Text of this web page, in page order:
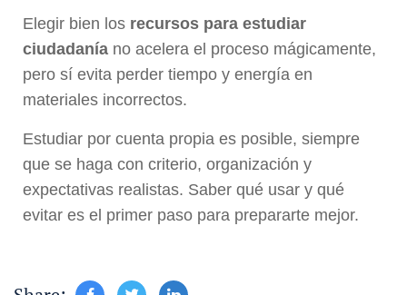
Elegir bien los recursos para estudiar
ciudadanía no acelera el proceso mágicamente,
pero sí evita perder tiempo y energía en
materiales incorrectos.
Estudiar por cuenta propia es posible, siempre
que se haga con criterio, organización y
expectativas realistas. Saber qué usar y qué
evitar es el primer paso para prepararte mejor.